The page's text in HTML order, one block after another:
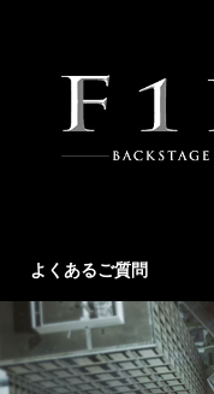
よくあるご質問